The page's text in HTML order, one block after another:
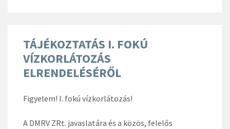
TÁJÉKOZTATÁS I. FOKÚ
VÍZKORLÁTOZÁS
ELRENDELÉSÉRŐL
Figyelem! I. fokú vízkorlátozás!
A DMRV ZRt. javaslatára és a közös, felelős